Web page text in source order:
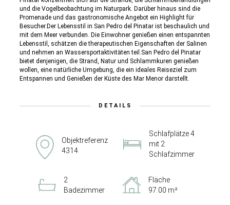
und die Vogelbeobachtung im Naturpark. Darüber hinaus sind die
Promenade und das gastronomische Angebot ein Highlight für
Besucher.Der Lebensstil in San Pedro del Pinatar ist beschaulich und
mit dem Meer verbunden. Die Einwohner genießen einen entspannten
Lebensstil, schätzen die therapeutischen Eigenschaften der Salinen
und nehmen an Wassersportaktivitäten teil.San Pedro del Pinatar
bietet denjenigen, die Strand, Natur und Schlammkuren genießen
wollen, eine natürliche Umgebung, die ein ideales Reiseziel zum
Entspannen und Genießen der Küste des Mar Menor darstellt.
DETAILS
Objektreferenz
4314
Schlafplätze 4
mit 2
Schlafzimmer
2
Badezimmer
Fläche
97.00 m²